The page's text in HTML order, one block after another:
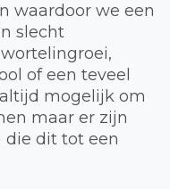
waardoor we een
slecht
of een teveel
mogelijk om
maar er zijn
die dit tot een